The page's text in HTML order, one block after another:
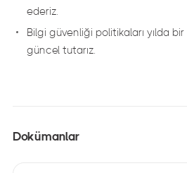
ederiz.
Bilgi güvenliği politikaları yılda
güncel tutarız.
Dokümanlar